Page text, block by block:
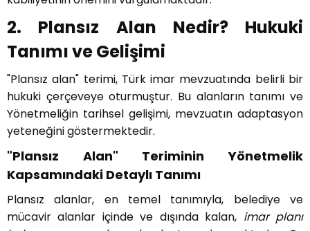
2. Plansız Alan Nedir? Hukuki
Tanımı ve Gelişimi
"Plansız alan" terimi, Türk imar mevzuatında belirli bir
hukuki çerçeveye oturmuştur. Bu alanların tanımı ve
Yönetmeliğin tarihsel gelişimi, mevzuatın adaptasyon
yeteneğini göstermektedir.
"Plansız Alan" Teriminin Yönetmelik
Kapsamındaki Detaylı Tanımı
Plansız alanlar, en temel tanımıyla, belediye ve
mücavir alanlar içinde ve dışında kalan, imar planı